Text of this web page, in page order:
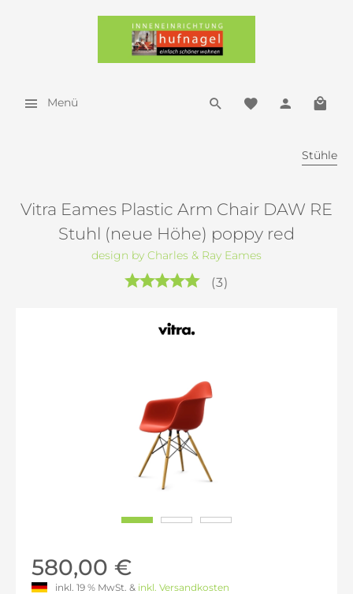
Menü
Stühle
Vitra Eames Plastic Arm Chair DAW RE
Stuhl (neue Höhe) poppy red
design by Charles & Ray Eames
(3)
580,00 €
inkl. 19 % MwSt. & inkl. Versandkosten